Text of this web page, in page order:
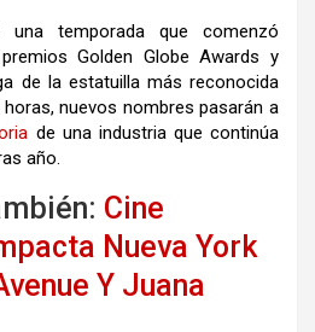
una temporada que comenzó
Golden Globe Awards y
de la estatuilla más reconocida
nuevos nombres pasarán a
de una industria que continúa
año.
Cine
Nueva York
Y Juana